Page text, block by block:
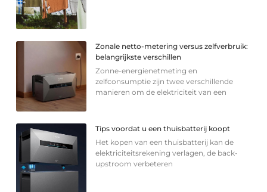
Zonale netto-metering versus zelfverbruik:
belangrijkste verschillen
Zonne-energienetmeting en
zelfconsumptie zijn twee verschillende
manieren om de elektriciteit van een
Tips voordat u een thuisbatterij koopt
Het kopen van een thuisbatterij kan de
elektriciteitsrekening verlagen, de back-
upstroom verbeteren